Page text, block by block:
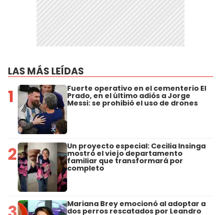
LAS MÁS LEÍDAS
1 Fuerte operativo en el cementerio El
Prado, en el último adiós a Jorge
Messi: se prohibió el uso de drones
2 Un proyecto especial: Cecilia Insinga
mostró el viejo departamento
familiar que transformará por
completo
Mariana Brey emocionó al adoptar a
dos perros rescatados por Leandro